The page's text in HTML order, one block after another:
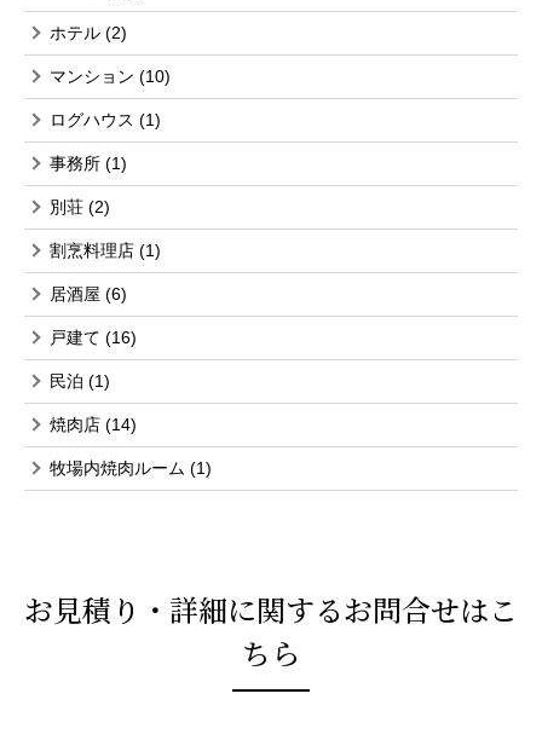
ホテル (2)
マンション (10)
ログハウス (1)
事務所 (1)
別荘 (2)
割烹料理店 (1)
居酒屋 (6)
戸建て (16)
民泊 (1)
焼肉店 (14)
牧場内焼肉ルーム (1)
お見積り・詳細に関するお問合せはこ
ちら